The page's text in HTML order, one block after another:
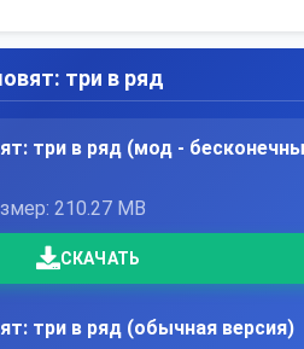
три в ряд
три в ряд (мод -
210.27 MB
СКАЧАТЬ
три в ряд (обычная версия)